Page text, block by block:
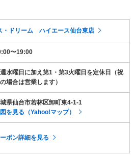
ドリーム ハイエース仙台東店
〜19:00
水曜日に加え第1・第3火曜日を定休日（祝
場合は営業します）
県仙台市若林区卸町東4-1-1
を見る（Yahoo!マップ）
ポン詳細を見る